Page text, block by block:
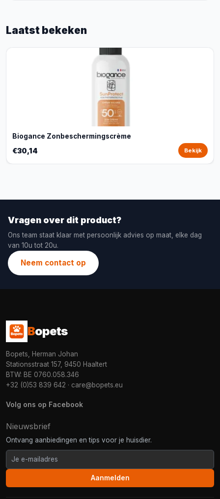
Laatst bekeken
Biogance Zonbeschermingscrème
€30,14 Bekijk
Vragen over dit product?
Ons team staat klaar met persoonlijk advies op maat, elke dag
van 10u tot 20u.
Neem contact op
Bopets
Bopets, Herman Johan
Stationsstraat 157, 9450 Haaltert
BTW: BE 0760.058.346
+32 (0)53 839 642 · care@bopets.eu
Volg ons op Facebook
Nieuwsbrief
Ontvang aanbiedingen en tips voor je huisdier.
Aanmelden